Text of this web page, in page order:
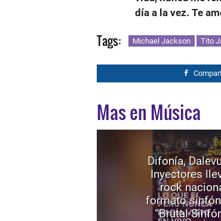
día a la vez. Te
Tags: Michael Jackson Tito
Mas en Música
Difonía,
Inyectores
rock
formato
“Brutal